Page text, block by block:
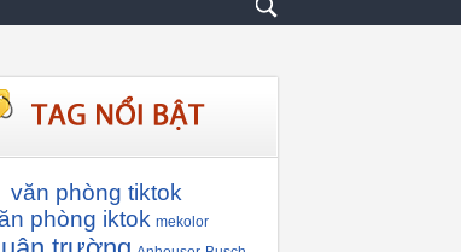
văn phòng tiktok
phòng iktok mekolor